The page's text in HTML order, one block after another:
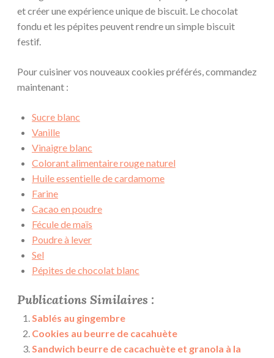
et créer une expérience unique de biscuit. Le chocolat
fondu et les pépites peuvent rendre un simple biscuit
festif.
Pour cuisiner vos nouveaux cookies préférés, commandez
maintenant :
Sucre blanc
Vanille
Vinaigre blanc
Colorant alimentaire rouge naturel
Huile essentielle de cardamome
Farine
Cacao en poudre
Fécule de maïs
Poudre à lever
Sel
Pépites de chocolat blanc
Publications Similaires :
Sablés au gingembre
Cookies au beurre de cacahuète
Sandwich beurre de cacachuète et granola à la